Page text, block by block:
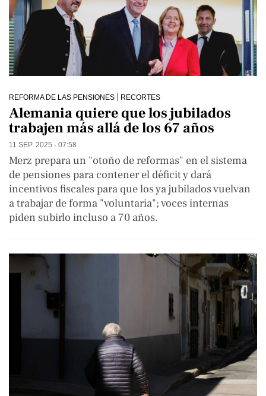
REFORMA DE LAS PENSIONES RECORTES
Alemania quiere que los jubilados
trabajen más allá de los 67 años
11 SEP. 2025 - 07:58
Merz prepara un "otoño de reformas" en el sistema
de pensiones para contener el déficit y dará
incentivos fiscales para que los ya jubilados vuelvan
a trabajar de forma "voluntaria"; voces internas
piden subirlo incluso a 70 años.